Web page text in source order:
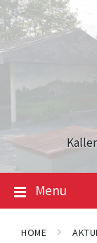
Skip
to
content
Skip
to
main
navigation
Skip
to
footer
Menu
HOME